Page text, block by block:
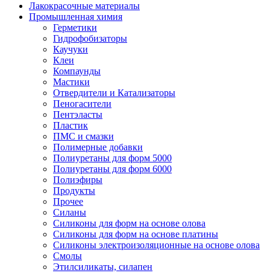
Лакокрасочные материалы
Промышленная химия
Герметики
Гидрофобизаторы
Каучуки
Клеи
Компаунды
Мастики
Отвердители и Катализаторы
Пеногасители
Пентэласты
Пластик
ПМС и смазки
Полимерные добавки
Полиуретаны для форм 5000
Полиуретаны для форм 6000
Полиэфиры
Продукты
Прочее
Силаны
Силиконы для форм на основе олова
Силиконы для форм на основе платины
Силиконы электроизоляционные на основе олова
Смолы
Этилсиликаты, силапен